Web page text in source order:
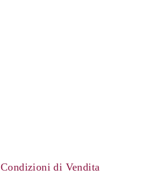
Condizioni di Vendita